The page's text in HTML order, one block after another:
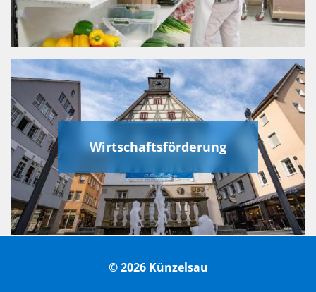
Wirtschaftsförderung
© 2026 Künzelsau